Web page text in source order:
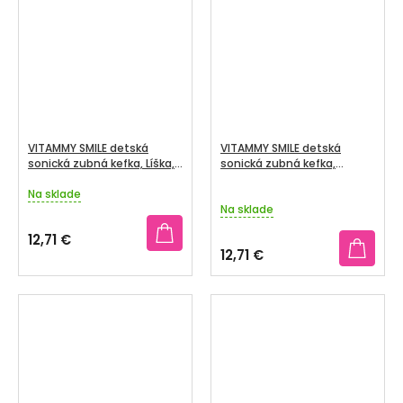
VITAMMY SMILE detská
sonická zubná kefka, Líška,
Priemerné
produktu
je
z
5
Na sklade
12,71 €
VITAMMY SMILE detská
sonická zubná kefka,
Na sklade
12,71 €